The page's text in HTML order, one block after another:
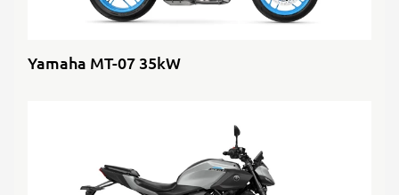
Yamaha MT-07 35kW